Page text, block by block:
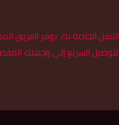
الخاصة بك. يوفر الفريق
السريع إلى وجهتك